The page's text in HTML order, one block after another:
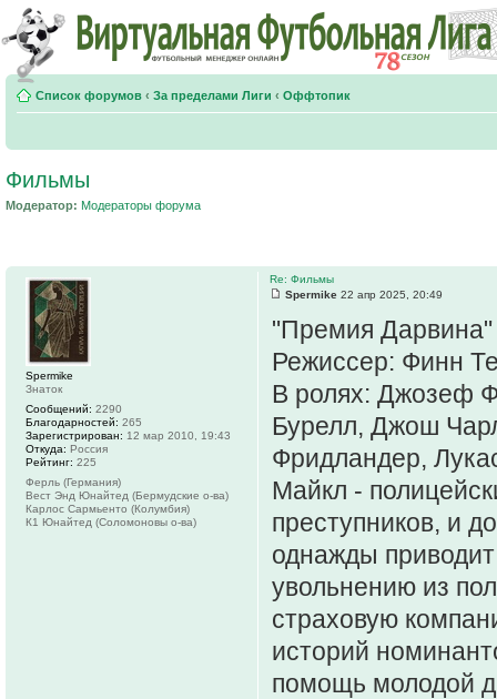
Список форумов ‹ За пределами Лиги ‹ Оффтопик
Фильмы
Модератор: Модераторы форума
Re: Фильмы
Spermike 22 апр 2025, 20:49
"Премия
Режиссер: Финн
В ролях: Джозеф
Бурелл, Джош
Фридландер,
Майкл -
преступников, и
однажды
увольнению из
страховую
историй
помощь молодой
Spermike
Знаток
Сообщений: 2290
Благодарностей: 265
Зарегистрирован: 12 мар 2010, 19:43
Откуда: Россия
Рейтинг: 225
Ферль (Германия)
Вест Энд Юнайтед (Бермудские о-ва)
Карлос Сармьенто (Колумбия)
К1 Юнайтед (Соломоновы о-ва)